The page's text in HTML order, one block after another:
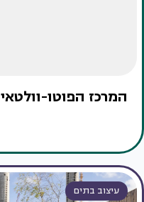
המרכז הפוטו-וולטאי
עיצוב בתים